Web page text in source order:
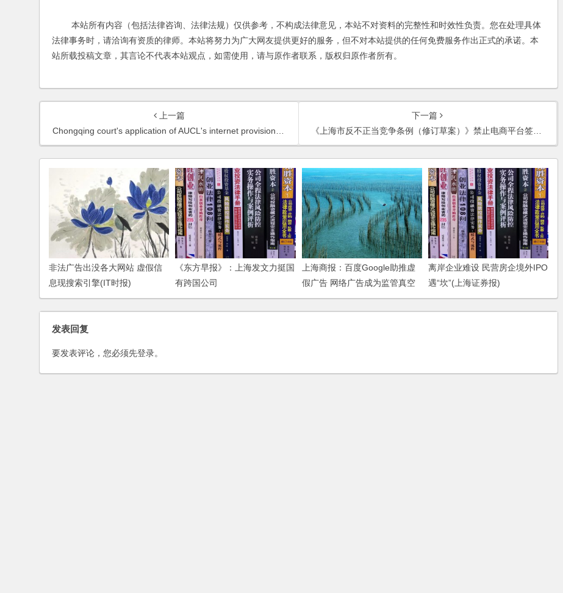
本站所有内容（包括法律咨询、法律法规）仅供参考，不构成法律意见，本站不对资料的完整性和时效性负责。您在处理具体
法律事务时，请洽询有资质的律师。本站将努力为广大网友提供更好的服务，但不对本站提供的任何免费服务作出正式的承诺。本
站所载投稿文章，其言论不代表本站观点，如需使用，请与原作者联系，版权归原作者所有。
上一篇
Chongqing court's application of AUCL's internet provision on falsifying data prompts debate – analysis
下一篇
《上海市反不正当竞争条例（修订草案）》禁⽌电商平台签订独家协议——分析评述
非法广告出没各大网站 虚假信
息现搜索引擎(IT时报)
《东方早报》：上海发文力挺国
有跨国公司
上海商报：百度Google助推虚
假广告 网络广告成为监管真空
离岸企业难设 民营房企境外IPO
遇“坎”(上海证券报)
发表回复
要发表评论，您必须先登录。